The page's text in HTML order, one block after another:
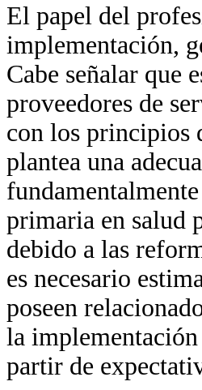
El papel del
implementación,
Cabe señalar que
proveedores de
con los principios
plantea una
primaria en salud
debido a las
es necesario
poseen
la implementación
partir de